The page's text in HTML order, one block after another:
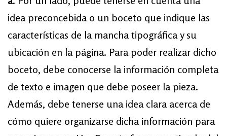
idea preconcebida o un boceto que indique las
características de la mancha tipográfica y su
ubicación en la página. Para poder realizar dicho
boceto, debe conocerse la información completa
de texto e imagen que debe poseer la pieza.
Además, debe tenerse una idea clara acerca de
cómo quiere organizarse dicha información para